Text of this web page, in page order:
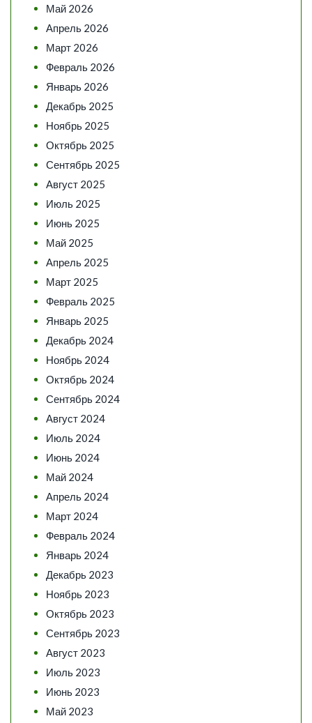
Май 2026
Апрель 2026
Март 2026
Февраль 2026
Январь 2026
Декабрь 2025
Ноябрь 2025
Октябрь 2025
Сентябрь 2025
Август 2025
Июль 2025
Июнь 2025
Май 2025
Апрель 2025
Март 2025
Февраль 2025
Январь 2025
Декабрь 2024
Ноябрь 2024
Октябрь 2024
Сентябрь 2024
Август 2024
Июль 2024
Июнь 2024
Май 2024
Апрель 2024
Март 2024
Февраль 2024
Январь 2024
Декабрь 2023
Ноябрь 2023
Октябрь 2023
Сентябрь 2023
Август 2023
Июль 2023
Июнь 2023
Май 2023